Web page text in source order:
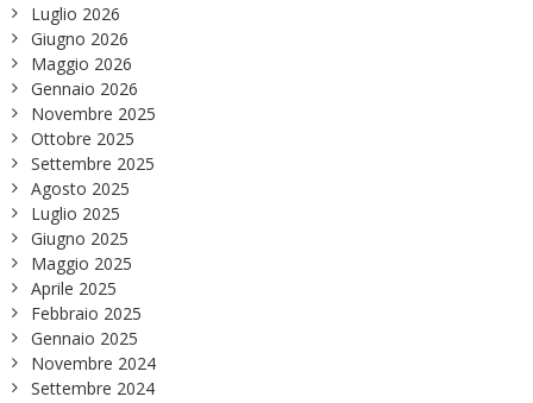
Luglio 2026
Giugno 2026
Maggio 2026
Gennaio 2026
Novembre 2025
Ottobre 2025
Settembre 2025
Agosto 2025
Luglio 2025
Giugno 2025
Maggio 2025
Aprile 2025
Febbraio 2025
Gennaio 2025
Novembre 2024
Settembre 2024